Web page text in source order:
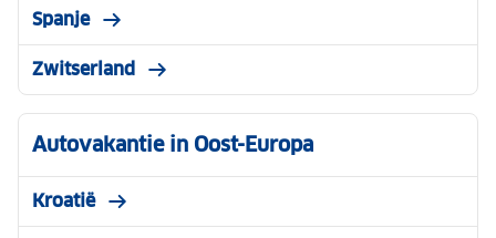
Spanje
Zwitserland
Autovakantie in Oost-Europa
Kroatië